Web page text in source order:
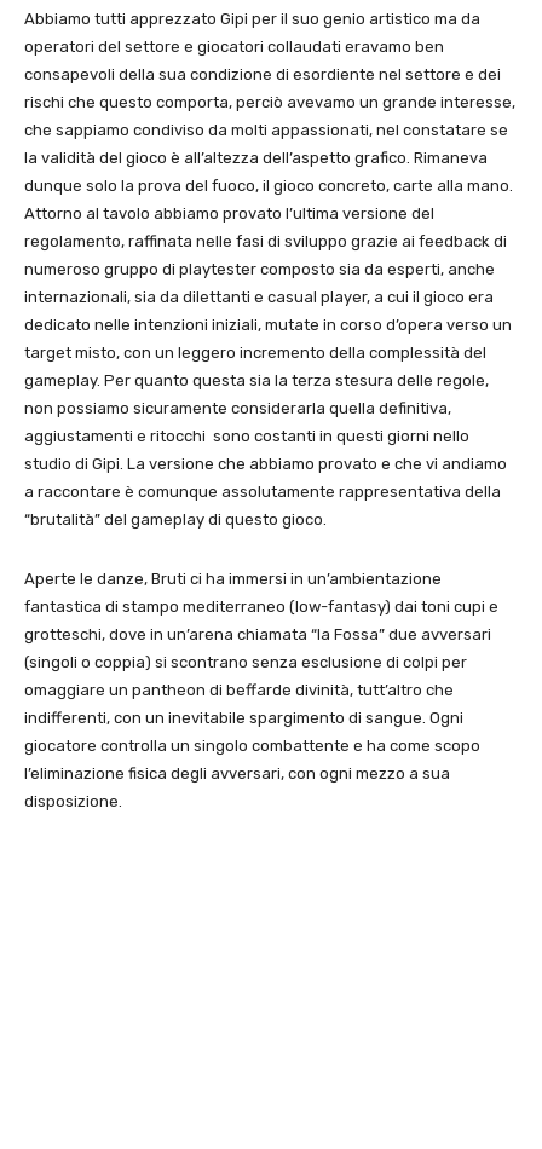
Abbiamo tutti apprezzato Gipi per il suo genio artistico ma da
operatori del settore e giocatori collaudati eravamo ben
consapevoli della sua condizione di esordiente nel settore e dei
rischi che questo comporta, perciò avevamo un grande interesse,
che sappiamo condiviso da molti appassionati, nel constatare se
la validità del gioco è all’altezza dell’aspetto grafico. Rimaneva
dunque solo la prova del fuoco, il gioco concreto, carte alla mano.
Attorno al tavolo abbiamo provato l’ultima versione del
regolamento, raffinata nelle fasi di sviluppo grazie ai feedback di
numeroso gruppo di playtester composto sia da esperti, anche
internazionali, sia da dilettanti e casual player, a cui il gioco era
dedicato nelle intenzioni iniziali, mutate in corso d’opera verso un
target misto, con un leggero incremento della complessità del
gameplay. Per quanto questa sia la terza stesura delle regole,
non possiamo sicuramente considerarla quella definitiva,
aggiustamenti e ritocchi sono costanti in questi giorni nello
studio di Gipi. La versione che abbiamo provato e che vi andiamo
a raccontare è comunque assolutamente rappresentativa della
“brutalità” del gameplay di questo gioco.
Aperte le danze, Bruti ci ha immersi in un’ambientazione
fantastica di stampo mediterraneo (low-fantasy) dai toni cupi e
grotteschi, dove in un’arena chiamata “la Fossa” due avversari
(singoli o coppia) si scontrano senza esclusione di colpi per
omaggiare un pantheon di beffarde divinità, tutt’altro che
indifferenti, con un inevitabile spargimento di sangue. Ogni
giocatore controlla un singolo combattente e ha come scopo
l’eliminazione fisica degli avversari, con ogni mezzo a sua
disposizione.